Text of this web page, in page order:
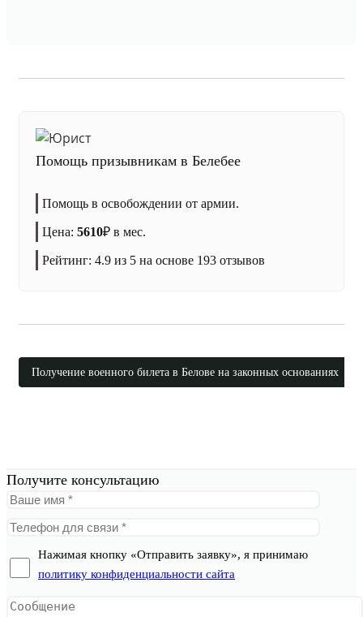
Помощь призывникам в Белебее
Помощь в освобождении от армии.
Цена: 5610₽ в мес.
Рейтинг: 4.9 из 5 на основе 193 отзывов
Получение военного билета в Белове на законных основаниях
Получите консультацию
Нажимая кнопку «Отправить заявку», я принимаю
политику конфиденциальности сайта